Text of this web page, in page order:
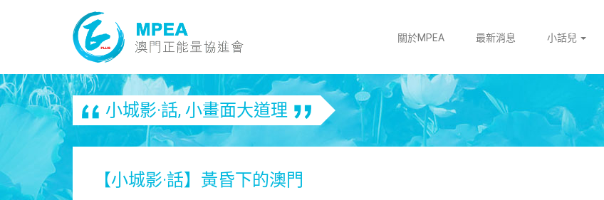
關於MPEA 最新消息 小話兒
小城影·話, 小畫面大道理
【小城影·話】黃昏下的澳門